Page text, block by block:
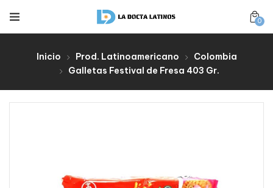
0
Inicio Prod. Latinoamericano
Colombia
Galletas Festival de Fresa 403 Gr.